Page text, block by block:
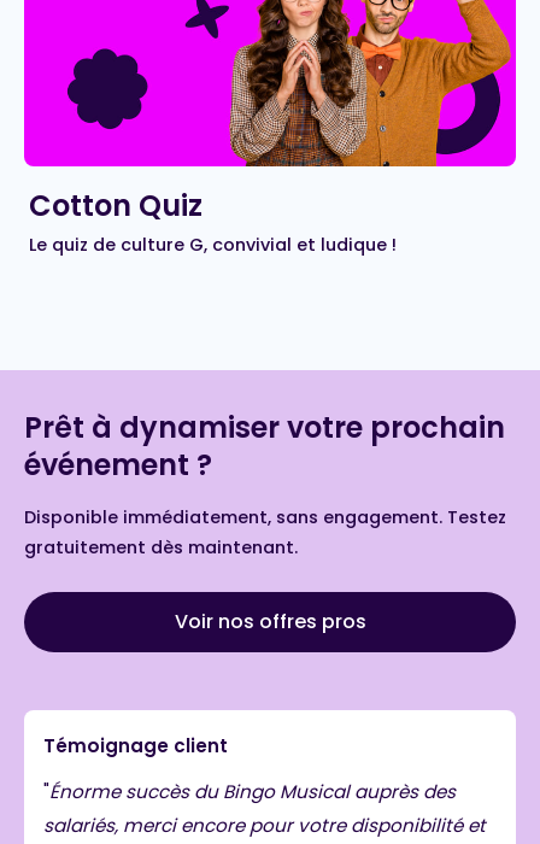
Cotton Quiz
Le quiz de culture G, convivial et ludique !
Prêt à dynamiser votre prochain
événement ?
Disponible immédiatement, sans engagement. Testez
gratuitement dès maintenant.
Voir nos offres pros
Témoignage client
Énorme succès du Bingo Musical auprès des
salariés, merci encore pour votre disponibilité et